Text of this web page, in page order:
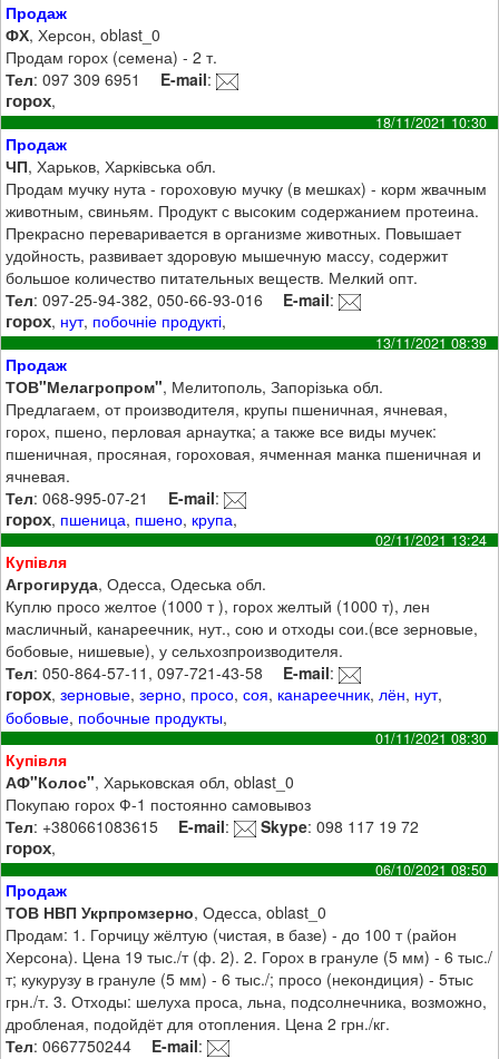
Продаж
ФХ, Херсон, oblast_0
Продам горох (семена) - 2 т.
Тел: 097 309 6951 E-mail:
горох,
18/11/2021 10:30
Продаж
ЧП, Харьков, Харківська обл.
Продам мучку нута - гороховую мучку (в мешках) - корм жвачным
животным, свиньям. Продукт с высоким содержанием протеина.
Прекрасно переваривается в организме животных. Повышает
удойность, развивает здоровую мышечную массу, содержит
большое количество питательных веществ. Мелкий опт.
Тел: 097-25-94-382, 050-66-93-016 E-mail:
горох, нут, побочніе продукті,
13/11/2021 08:39
Продаж
ТОВ"Мелагропром", Мелитополь, Запорізька обл.
Предлагаем, от производителя, крупы пшеничная, ячневая,
горох, пшено, перловая арнаутка; а также все виды мучек:
пшеничная, просяная, гороховая, ячменная манка пшеничная и
ячневая.
Тел: 068-995-07-21 E-mail:
горох, пшеница, пшено, крупа,
02/11/2021 13:24
Купівля
Агрогируда, Одесса, Одеська обл.
Куплю просо желтое (1000 т ), горох желтый (1000 т), лен
масличный, канареечник, нут., сою и отходы сои.(все зерновые,
бобовые, нишевые), у сельхозпроизводителя.
Тел: 050-864-57-11, 097-721-43-58 E-mail:
горох,зерновые,зерно, просо,соя, канареечник,лён, нут,
бобовые, побочные продукты,
01/11/2021 08:30
Купівля
АФ"Колос", Харьковская обл, oblast_0
Покупаю горох Ф-1 постоянно самовывоз
Тел: +380661083615 E-mail: Skype: 098 117 19 72
горох,
06/10/2021 08:50
Продаж
ТОВ НВП Укрпромзерно, Одесса, oblast_0
Продам: 1. Горчицу жёлтую (чистая, в базе) - до 100 т (район
Херсона). Цена 19 тыс./т (ф. 2). 2. Горох в грануле (5 мм) - 6 тыс./
т; кукурузу в грануле (5 мм) - 6 тыс./; просо (некондиция) - 5тыс
грн./т. 3. Отходы: шелуха проса, льна, подсолнечника, возможно,
дробленая, подойдёт для отопления. Цена 2 грн./кг.
Тел: 0667750244 E-mail: